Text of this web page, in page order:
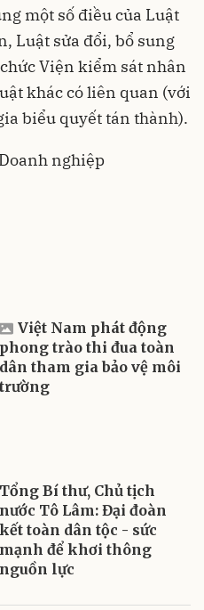
một số điều của Luật
Luật sửa đổi, bổ sung
Viện kiểm sát nhân
khác có liên quan (với
biểu quyết tán thành).
nghiệp
Việt Nam phát động
phong trào thi đua toàn
dân tham gia bảo vệ môi
trường
Tổng Bí thư, Chủ tịch
nước Tô Lâm: Đại đoàn
kết toàn dân tộc - sức
mạnh để khơi thông
nguồn lực